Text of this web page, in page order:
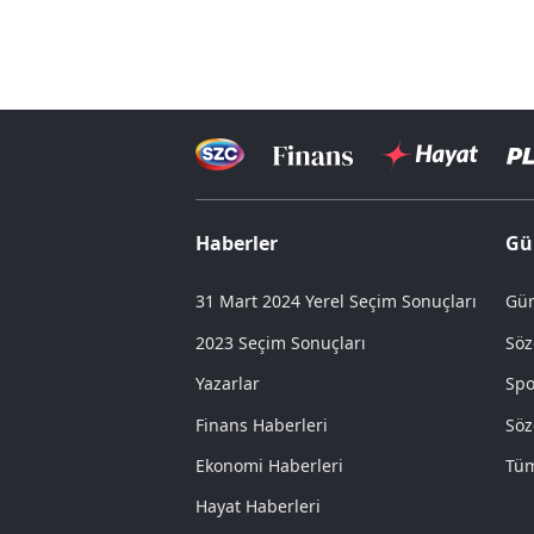
Haberler
31 Mart 2024 Yerel Seçim Sonuçları
2023 Seçim Sonuçları
Yazarlar
Finans Haberleri
Ekonomi Haberleri
Hayat Haberleri